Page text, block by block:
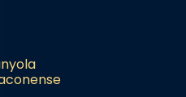
(“Missa de
1848 per Mn.
d’òpera
per privilegi